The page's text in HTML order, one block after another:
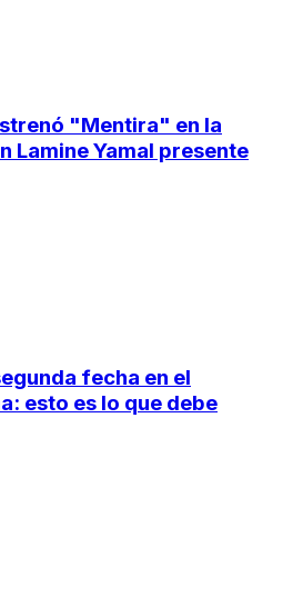
"Mentira" en la
Lamine Yamal presente
fecha en el
esto es lo que debe